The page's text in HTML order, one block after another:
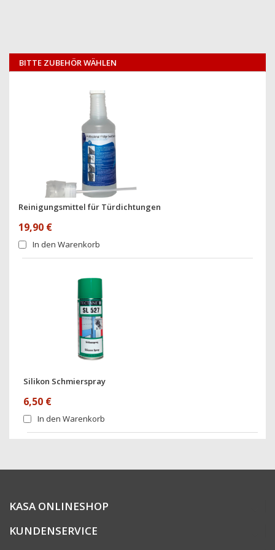
BITTE ZUBEHÖR WÄHLEN
Reinigungsmittel für Türdichtungen
19,90 €
In den Warenkorb
Silikon Schmierspray
6,50 €
In den Warenkorb
KASA ONLINESHOP
KUNDENSERVICE